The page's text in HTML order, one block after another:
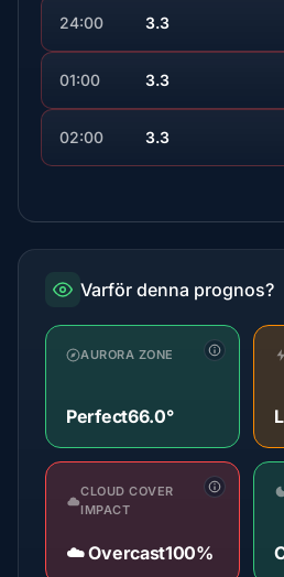
24:00 3.3
01:00 3.3
02:00 3.3
Varför denna prognos?
AURORA ZONE
Perfect66.0°
CLOUD COVER
IMPACT
☁️ Overcast100%